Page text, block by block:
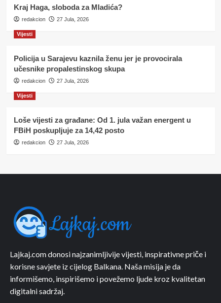
Kraj Haga, sloboda za Mladića?
redakcion 27 Jula, 2026
Vijesti
Policija u Sarajevu kaznila ženu jer je provocirala
učesnike propalestinskog skupa
redakcion 27 Jula, 2026
Vijesti
Loše vijesti za građane: Od 1. jula važan energent u
FBiH poskupljuje za 14,42 posto
redakcion 27 Jula, 2026
Lajkaj.com donosi najzanimljivije vijesti, inspirativne priče i
korisne savjete iz cijelog Balkana. Naša misija je da
informišemo, inspirišemo i povežemo ljude kroz kvalitetan
digitalni sadržaj.